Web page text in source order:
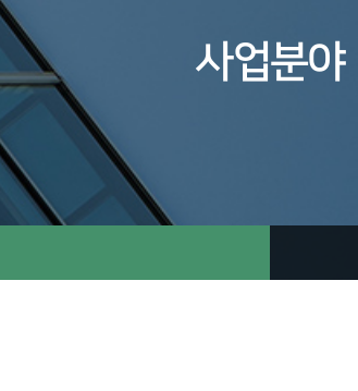
사업분야